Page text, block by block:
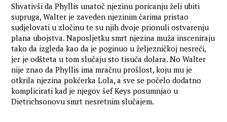
Shvativši da Phyllis unatoč njezinu poricanju želi ubiti
supruga, Walter je zaveden njezinim čarima pristao
sudjelovati u zločinu te su njih dvoje prionuli ostvarenju
plana ubojstva. Naposljetku smrt njezina muža insceniraju
tako da izgleda kao da je poginuo u željezničkoj nesreći,
jer je odšteta u tom slučaju sto tisuća dolara. No Walter
nije znao da Phyllis ima mračnu prošlost, koju mu je
otkrila njezina pokćerka Lola, a sve se počelo dodatno
komplicirati kad je njegov šef Keys posumnjao u
Dietrichsonovu smrt nesretnim slučajem.